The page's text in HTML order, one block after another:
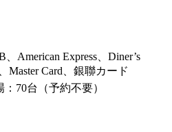
American Express、Diner’s
Master Card、銀聯カード
70台（予約不要）